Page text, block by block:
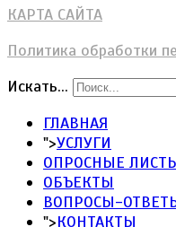
КАРТА САЙТА
Политика обработки
Искать...
ГЛАВНАЯ
">УСЛУГИ
ОПРОСНЫЕ
ОБЪЕКТЫ
ВОПРОСЫ-
">КОНТАКТЫ